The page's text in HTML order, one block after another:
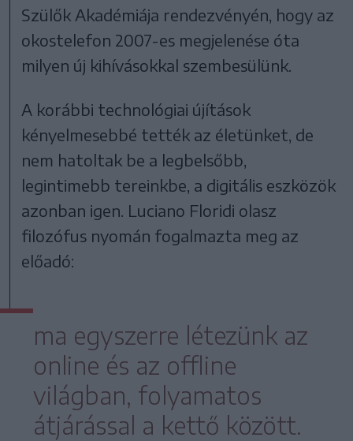
Szülők Akadémiája rendezvényén, hogy az
okostelefon 2007-es megjelenése óta
milyen új kihívásokkal szembesülünk.
A korábbi technológiai újítások
kényelmesebbé tették az életünket, de
nem hatoltak be a legbelsőbb,
legintimebb tereinkbe, a digitális eszközök
azonban igen. Luciano Floridi olasz
filozófus nyomán fogalmazta meg az
előadó:
ma egyszerre létezünk az
online és az offline
világban, folyamatos
átjárással a kettő között.